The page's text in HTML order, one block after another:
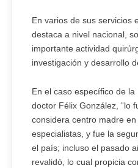
En varios de sus servicios
destaca a nivel nacional,
importante actividad
investigación y desarrollo
En el caso específico de
doctor Félix González, “lo
considera centro madre
especialistas, y fue la
el país; incluso el pasado
revalidó, lo cual propicia